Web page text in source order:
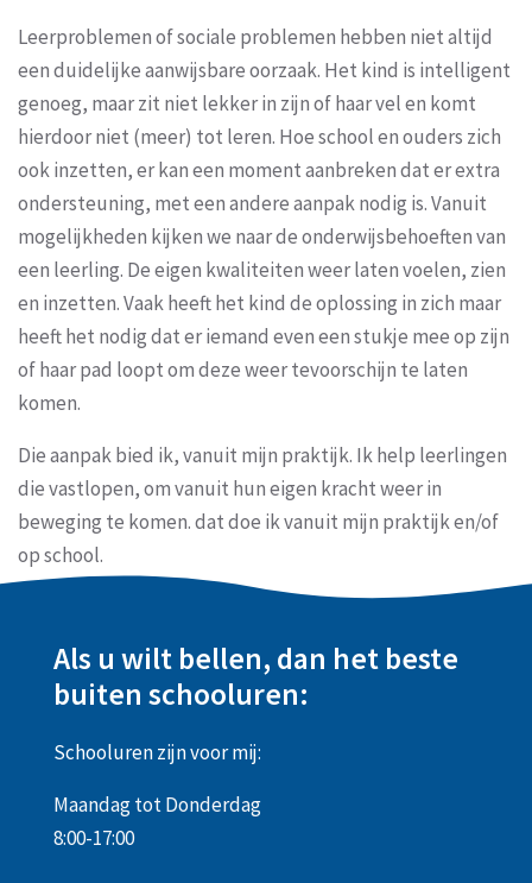
Leerproblemen of sociale problemen hebben niet altijd
een duidelijke aanwijsbare oorzaak. Het kind is intelligent
genoeg, maar zit niet lekker in zijn of haar vel en komt
hierdoor niet (meer) tot leren. Hoe school en ouders zich
ook inzetten, er kan een moment aanbreken dat er extra
ondersteuning, met een andere aanpak nodig is. Vanuit
mogelijkheden kijken we naar de onderwijsbehoeften van
een leerling. De eigen kwaliteiten weer laten voelen, zien
en inzetten. Vaak heeft het kind de oplossing in zich maar
heeft het nodig dat er iemand even een stukje mee op zijn
of haar pad loopt om deze weer tevoorschijn te laten
komen.
Die aanpak bied ik, vanuit mijn praktijk. Ik help leerlingen
die vastlopen, om vanuit hun eigen kracht weer in
beweging te komen. dat doe ik vanuit mijn praktijk en/of
op school.
Als u wilt bellen, dan het beste
buiten schooluren:
Schooluren zijn voor mij:
Maandag tot Donderdag
8:00-17:00